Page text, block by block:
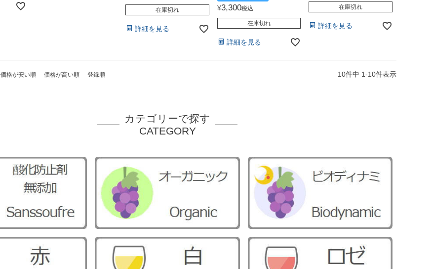
在庫切れ
詳細を見る
¥3,300税込
在庫切れ
詳細を見る
在庫切れ
詳細を見る
価格が安い順 価格が高い順 登録順 10件中 1-10件表示
カテゴリーで探す
CATEGORY